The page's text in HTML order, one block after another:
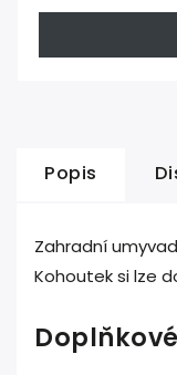
Popis
Zahradní
Kohoutek si lze